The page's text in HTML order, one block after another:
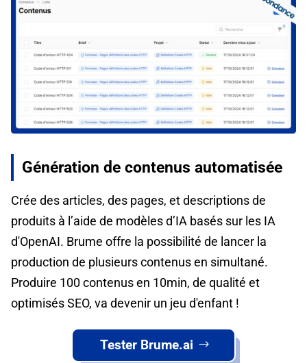
Génération de contenus automatisée
Crée des articles, des pages, et descriptions de
produits à l’aide de modèles d’IA basés sur les IA
d'OpenAI. Brume offre la possibilité de lancer la
production de plusieurs contenus en simultané.
Produire 100 contenus en 10min, de qualité et
optimisés SEO, va devenir un jeu d'enfant !
Tester Brume.ai